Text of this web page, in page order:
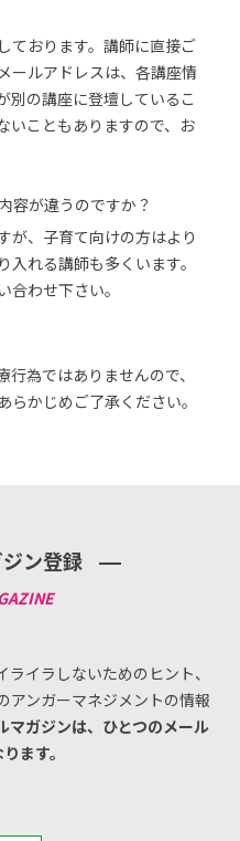
ております。講師に直接ご
ールアドレスは、各講座情
別の講座に登壇しているこ
いこともありますので、お
容が違うのですか？
が、子育て向けの方はより
れる講師も多くいます。
わせ下さい。
為ではありませんので、
かじめご了承ください。
ン登録
イラしないためのヒント、
アンガーマネジメントの情報
マガジンは、ひとつのメール
ます。